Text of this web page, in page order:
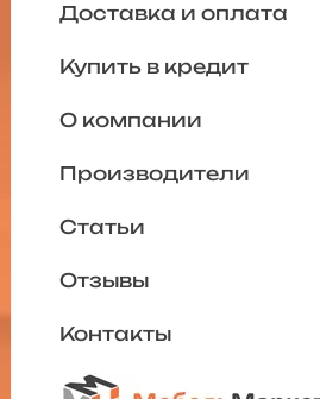
Доставка и оплата
Купить в кредит
О компании
Производители
Статьи
Отзывы
Контакты